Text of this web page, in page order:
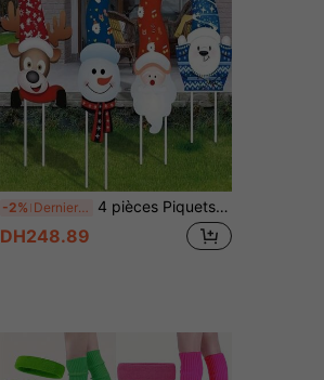
-2% Derniers 2 jours 4 pièces Piquets de jardin de Noël de style artistique décoratif : Père Noël & Renne Décoration de cour - Décoration extérieure de pelouse pour les fêtes
DH248.89